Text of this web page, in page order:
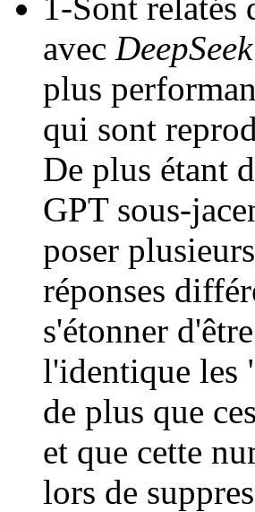
avec DeepSeek
plus
qui sont
De plus étant
GPT sous-
poser
réponses
s'étonner
l'identique les
de plus que
et que cette
lors de